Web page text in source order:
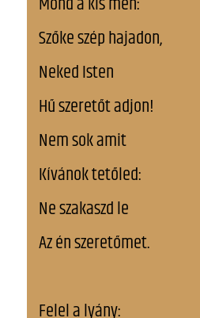
Szőke szép hajadon,
Neked Isten
Hű szeretőt adjon!
Nem sok amit
Kívánok tetőled:
Ne szakaszd le
Az én szeretőmet.
Felel a lyány: